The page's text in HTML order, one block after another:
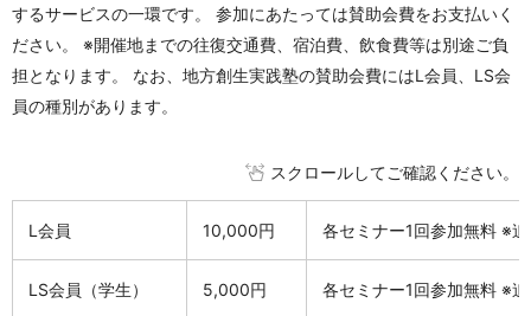
するサービスの一環です。 参加にあたっては賛助会費をお支払いく
ださい。 ※開催地までの往復交通費、宿泊費、飲食費等は別途ご負
担となります。 なお、地方創生実践塾の賛助会費にはL会員、LS会
員の種別があります。
スクロールしてご確認ください。
L会員 10,000円 各セミナー1回参加無料 ※
LS会員（学生） 5,000円 各セミナー1回参加無料 ※